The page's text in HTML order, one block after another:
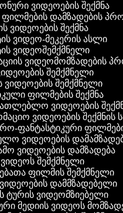
ვიდეოების შექმნა
ფილმების დამზადების
ვიდეოების შექმნა
ვიდეო-მეკერის ასლი
ვიდეოშემქმნელი
ვიდეომომზადების
შემქმნელი
ვიდეოების შემქმნელი
ფილმების შექმნა
ვიდეოების
ვიდეოების შექმნის
ფანტასტიკური
ვიდეოების
ვიდეოების დამზადება
ვიდეოს შემქმნელი
ფილმის შემქმნელი
ვიდეოების დამმზადებელი
ტურის ვიდეომზიებელი
მედიის ვიდეოს